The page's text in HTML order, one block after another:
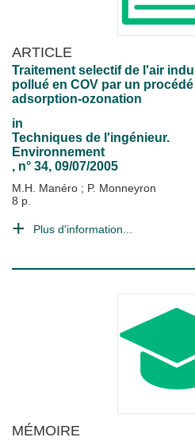
ARTICLE
Traitement selectif de l'air
pollué en COV par un
adsorption-ozonation
in
Techniques de l'ingénieur.
Environnement
, n° 34, 09/07/2005
M.H. Manéro ; P. Monneyron
8 p.
Plus d'information...
MÉMOIRE